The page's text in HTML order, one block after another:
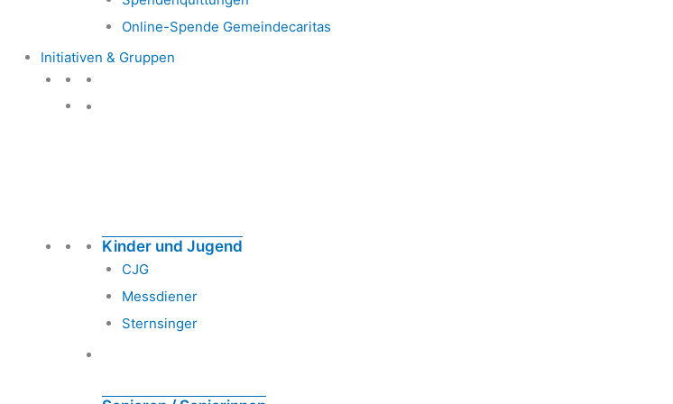
Online-Spende Gemeindecaritas
Initiativen & Gruppen
Kinder und Jugend
CJG
Messdiener
Sternsinger